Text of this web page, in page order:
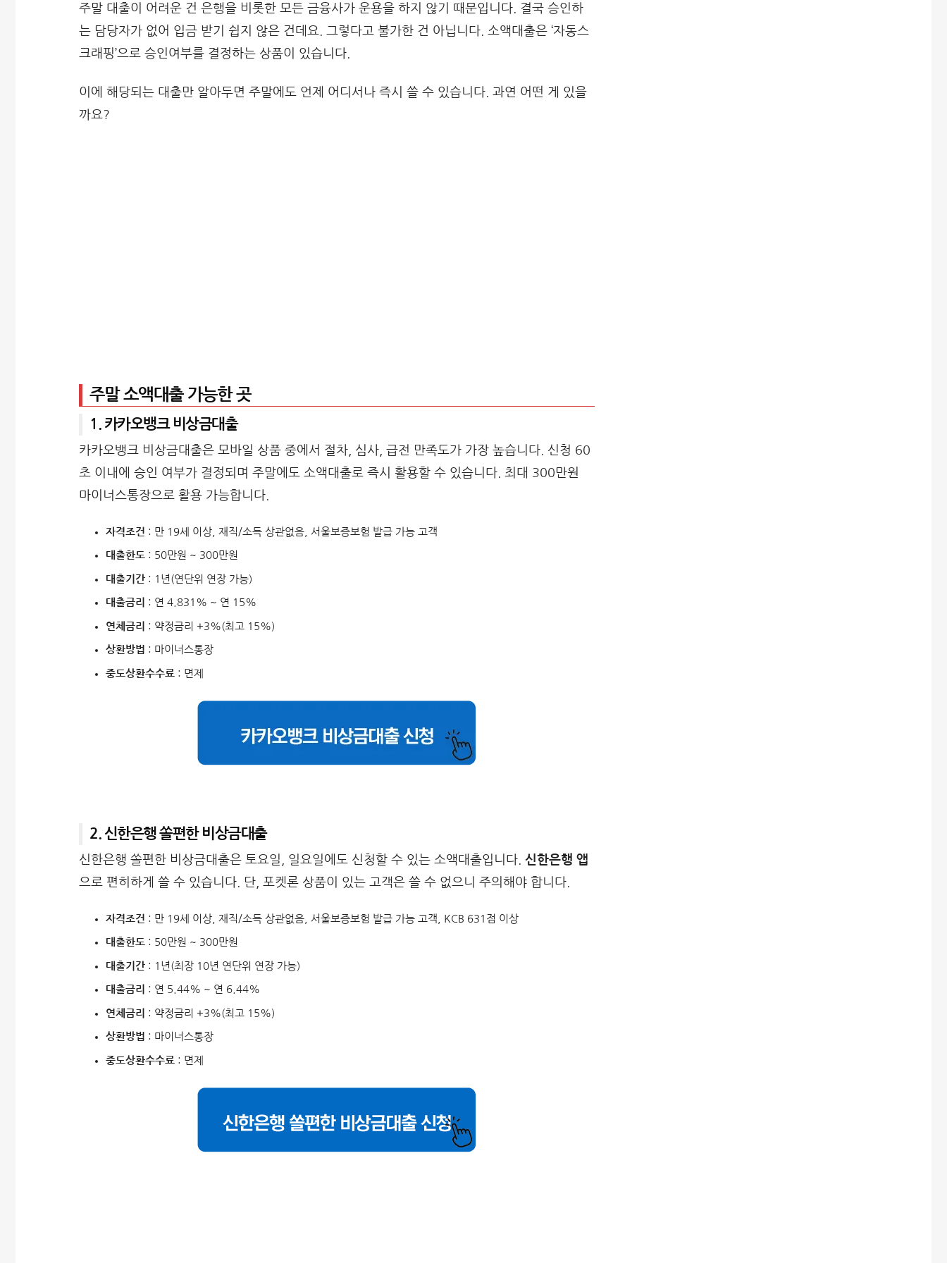
주말 대출이 어려운 건 은행을 비롯한 모든 금융사가 운용을 하지 않기 때문입니다. 결국 승인하
는 담당자가 없어 입금 받기 쉽지 않은 건데요. 그렇다고 불가한 건 아닙니다. 소액대출은 ‘자동스
크래핑’으로 승인여부를 결정하는 상품이 있습니다.
이에 해당되는 대출만 알아두면 주말에도 언제 어디서나 즉시 쓸 수 있습니다. 과연 어떤 게 있을
까요?
주말 소액대출 가능한 곳
1. 카카오뱅크 비상금대출
카카오뱅크 비상금대출은 모바일 상품 중에서 절차, 심사, 급전 만족도가 가장 높습니다. 신청 60
초 이내에 승인 여부가 결정되며 주말에도 소액대출로 즉시 활용할 수 있습니다. 최대 300만원
마이너스통장으로 활용 가능합니다.
자격조건 : 만 19세 이상, 재직/소득 상관없음, 서울보증보험 발급 가능 고객
대출한도: 50만원 ~ 300만원
대출기간: 1년(연단위 연장 가능)
대출금리 : 연 4.831% ~ 연 15%
연체금리 : 약정금리 +3%(최고 15%)
상환방법 : 마이너스통장
중도상환수수료 : 면제
2. 신한은행 쏠편한 비상금대출
신한은행 쏠편한 비상금대출은 토요일, 일요일에도 신청할 수 있는 소액대출입니다. 신한은행 앱
으로 편히하게 쓸 수 있습니다. 단, 포켓론 상품이 있는 고객은 쓸 수 없으니 주의해야 합니다.
자격조건 : 만 19세 이상, 재직/소득 상관없음, 서울보증보험 발급 가능 고객, KCB 631점 이상
대출한도: 50만원 ~ 300만원
대출기간: 1년(최장 10년 연단위 연장 가능)
대출금리 : 연 5.44% ~ 연 6.44%
연체금리 : 약정금리 +3%(최고 15%)
상환방법 : 마이너스통장
중도상환수수료 : 면제